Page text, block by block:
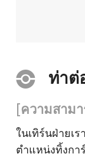
ท่าต่
[ความสาม
ในเทิร์นฝ่ายเ
ตำแหน่งทิ้งกา